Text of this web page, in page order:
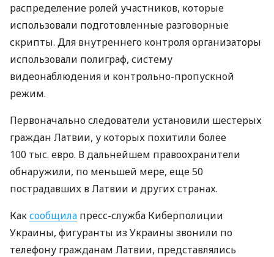
распределение ролей участников, которые
использовали подготовленные разговорные
скрипты. Для внутреннего контроля организаторы
использовали полиграф, систему
видеонаблюдения и контрольно-пропускной
режим.
Первоначально следователи установили шестерых
граждан Латвии, у которых похитили более
100 тыс. евро. В дальнейшем правоохранители
обнаружили, по меньшей мере, еще 50
пострадавших в Латвии и других странах.
Каксообщила пресс-служба Киберполиции
Украины, фигуранты из Украины звонили по
телефону гражданам Латвии, представлялись